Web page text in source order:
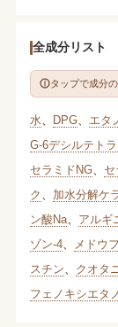
全成分リスト
タップで成分
水 DPG、 エタ
G-6デシルテト
セラミドNG、 セ
ク
加水分解ケ
ン酸Na、 アルギ
ゾン-4、 メドウ
スチン
クオタ
フェノキシエタ